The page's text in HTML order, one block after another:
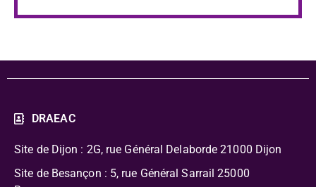
DRAEAC
Site de Dijon : 2G, rue Général Delaborde 21000 Dijon
Site de Besançon : 5, rue Général Sarrail 25000